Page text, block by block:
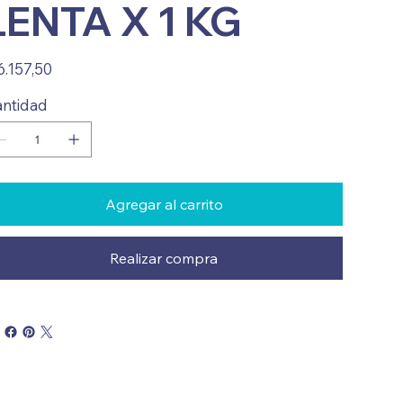
X 1 KG
Agregar al carrito
Realizar compra